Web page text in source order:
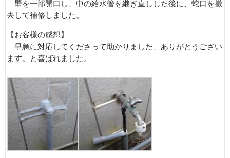
壁を一部開口し、中の給水管を継ぎ直しした後に、蛇口を撤
去して補修しました。
【お客様の感想】
早急に対応してくださって助かりました、ありがとうござい
ます。と喜ばれました。